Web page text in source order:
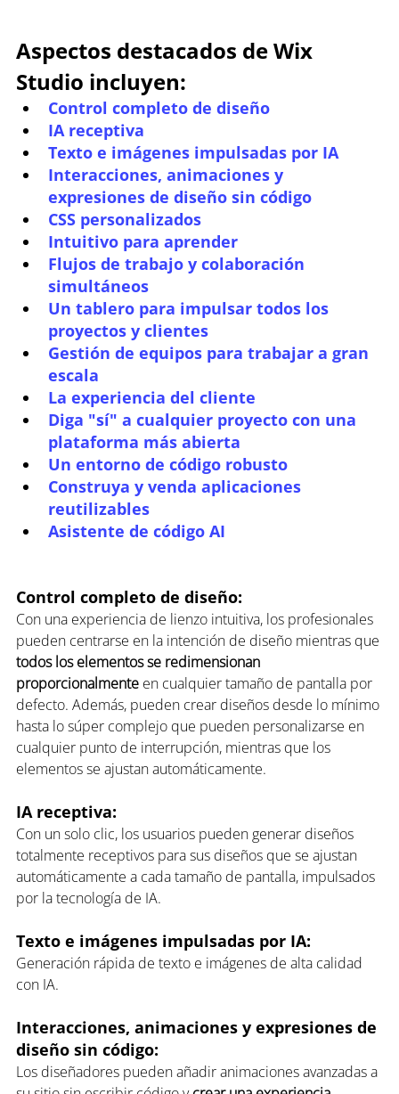
Aspectos destacados de Wix
Studio incluyen:
Control completo de diseño
IA receptiva
Texto e imágenes impulsadas por IA
Interacciones, animaciones y
expresiones de diseño sin código
CSS personalizados
Intuitivo para aprender
Flujos de trabajo y colaboración
simultáneos
Un tablero para impulsar todos los
proyectos y clientes
Gestión de equipos para trabajar a gran
escala
La experiencia del cliente
Diga "sí" a cualquier proyecto con una
plataforma más abierta
Un entorno de código robusto
Construya y venda aplicaciones
reutilizables
Asistente de código AI
Control completo de diseño:
Con una experiencia de lienzo intuitiva, los profesionales
pueden centrarse en la intención de diseño mientras que
todos los elementos se redimensionan
proporcionalmente en cualquier tamaño de pantalla por
defecto. Además, pueden crear diseños desde lo mínimo
hasta lo súper complejo que pueden personalizarse en
cualquier punto de interrupción, mientras que los
elementos se ajustan automáticamente.
IA receptiva:
Con un solo clic, los usuarios pueden generar diseños
totalmente receptivos para sus diseños que se ajustan
automáticamente a cada tamaño de pantalla, impulsados
por la tecnología de IA.
Texto e imágenes impulsadas por IA:
Generación rápida de texto e imágenes de alta calidad
con IA.
Interacciones, animaciones y expresiones de
diseño sin código:
Los diseñadores pueden añadir animaciones avanzadas a